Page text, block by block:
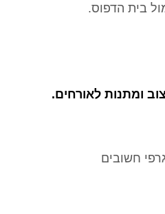
בית הדפוס.
ומתנות לאורחים.
חשובים